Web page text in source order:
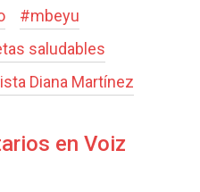
#mbeyu
saludables
Diana Martínez
en Voiz